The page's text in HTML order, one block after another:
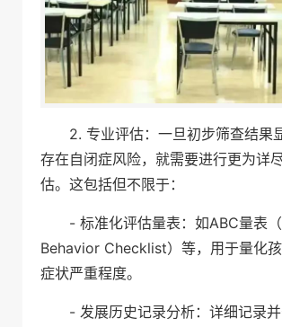
2. 专业评估：一旦初步筛查结果
存在自闭症风险，就需要进行更为详
估。这包括但不限于：
- 标准化评估量表：如ABC量表
Behavior Checklist）等，用于量化
症状严重程度。
- 发展历史记录分析：详细记录